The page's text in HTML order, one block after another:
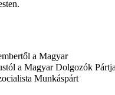
a Magyar
a Magyar Dolgozók
Munkáspárt